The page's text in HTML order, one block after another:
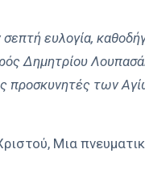
ευλογία,
Δημητρίου
προσκυνητές των
Μια